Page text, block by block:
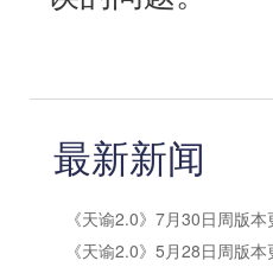
最新新闻